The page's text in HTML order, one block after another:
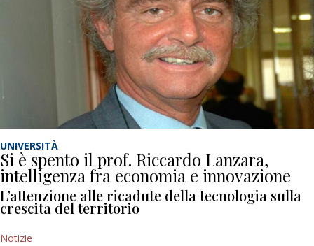
UNIVERSITÀ
Si è spento il prof. Riccardo Lanzara,
intelligenza fra economia e innovazione
L’attenzione alle ricadute della tecnologia sulla
crescita del territorio
Notizie